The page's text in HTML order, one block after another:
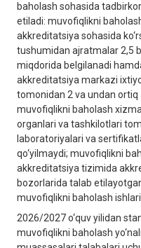
baholash sohasida
etiladi: muvofiqlikni
akkreditatsiya sohasida
tushumidan ajratmalar 2,5
miqdorida belgilanadi
akkreditatsiya markazi
tomonidan 2 va undan ortiq
muvofiqlikni baholash
organlari va tashkilotlari
laboratoriyalari va
qo‘yilmaydi; muvofiqlikni
akkreditatsiya tizimida
bozorlarida talab
muvofiqlikni baholash
2026/2027 o‘quv yilidan
muvofiqlikni baholash